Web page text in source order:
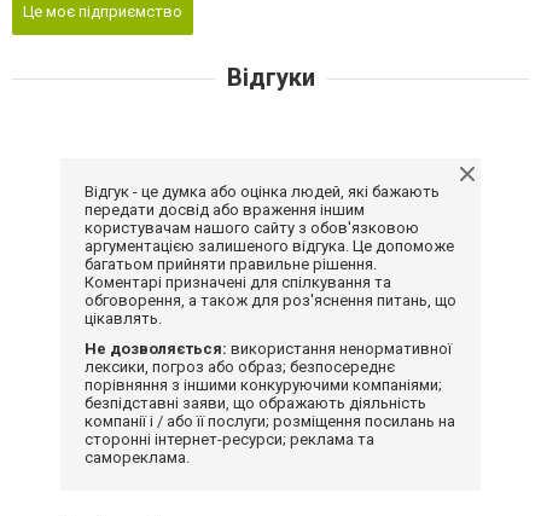
Це моє підприємство
Відгуки
Відгук - це думка або оцінка людей, які бажають
передати досвід або враження іншим
користувачам нашого сайту з обов'язковою
аргументацією залишеного відгука. Це допоможе
багатьом прийняти правильне рішення.
Коментарі призначені для спілкування та
обговорення, а також для роз'яснення питань, що
цікавлять.
Не дозволяється: використання ненормативної
лексики, погроз або образ; безпосереднє
порівняння з іншими конкуруючими компаніями;
безпідставні заяви, що ображають діяльність
компанії і / або її послуги; розміщення посилань на
сторонні інтернет-ресурси; реклама та
самореклама.